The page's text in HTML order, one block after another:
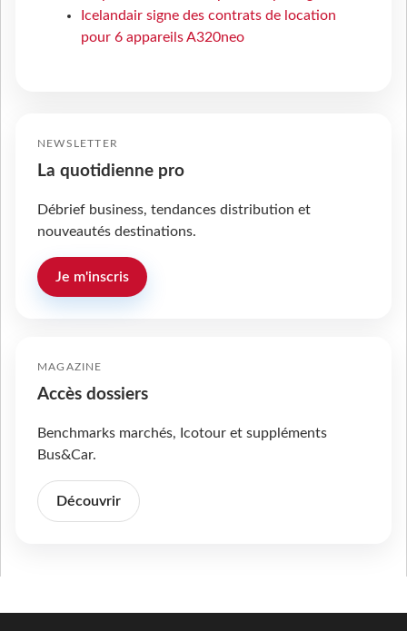
Icelandair signe des contrats de location
pour 6 appareils A320neo
NEWSLETTER
La quotidienne pro
Débrief business, tendances distribution et
nouveautés destinations.
Je m'inscris
MAGAZINE
Accès dossiers
Benchmarks marchés, Icotour et suppléments
Bus&Car.
Découvrir